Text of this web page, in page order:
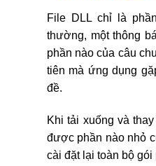
File DLL chỉ là
thường, một thông
phần nào của câu
tiên mà ứng dụng
đề.
Khi tải xuống và
được phần nào nhỏ
cài đặt lại toàn bộ gói